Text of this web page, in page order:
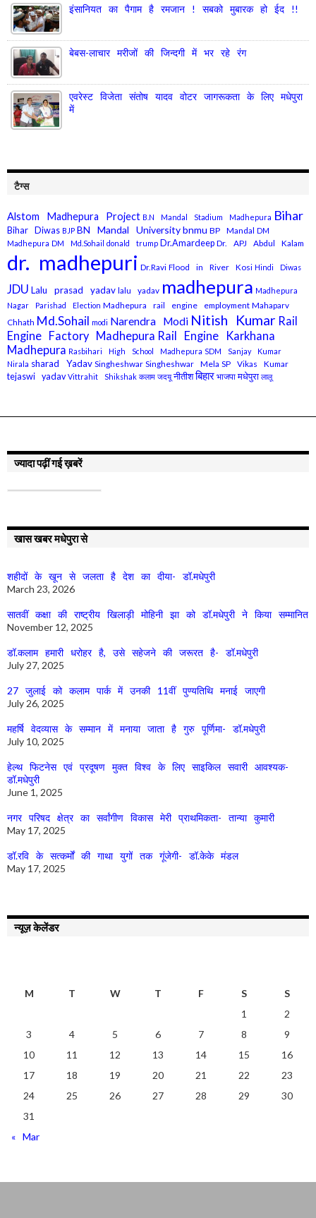
इंसानियत का पैगाम है रमजान ! सबको मुबारक हो ईद !!
बेबस-लाचार मरीजों की जिन्दगी में भर रहे रंग
एवरेस्ट विजेता संतोष यादव वोटर जागरूकता के लिए मधेपुरा
में
टैग्स
Alstom Madhepura Project B.N Mandal Stadium Madhepura Bihar
Bihar Diwas BJP BN Mandal Universitybnmu BP Mandal DM
Madhepura DM Md.Sohail donald trump Dr.Amardeep Dr. APJ Abdul Kalam
dr. madhepuri Dr.Ravi Flood in River Kosi Hindi Diwas
JDU Lalu prasad yadav lalu yadav madhepura Madhepura
Nagar Parishad Election Madhepura rail engine employment Mahaparv
Chhath Md.Sohail modi Narendra Modi Nitish Kumar Rail
Engine Factory Madhepura Rail Engine Karkhana
Madhepura Rasbihari High School Madhepura SDM Sanjay Kumar
Nirala sharad Yadav Singheshwar Singheshwar Mela SP Vikas Kumar
tejaswi yadav Vittrahit Shikshak कलाम जदयू नीतीश बिहार भाजपा मधेपुरा लालू
ज्यादा पढ़ीं गई ख़बरें
खास खबर मधेपुरा से
शहीदों के खून से जलता है देश का दीया- डॉ.मधेपुरी
March 23, 2026
सातवीं कक्षा की राष्ट्रीय खिलाड़ी मोहिनी झा को डॉ.मधेपुरी ने किया सम्मानित
November 12, 2025
डॉ.कलाम हमारी धरोहर है, उसे सहेजने की जरूरत है- डॉ.मधेपुरी
July 27, 2025
27 जुलाई को कलाम पार्क में उनकी 11वीं पुण्यतिथि मनाई जाएगी
July 26, 2025
महर्षि वेदव्यास के सम्मान में मनाया जाता है गुरु पूर्णिमा- डॉ.मधेपुरी
July 10, 2025
हेल्थ फिटनेस एवं प्रदूषण मुक्त विश्व के लिए साइकिल सवारी आवश्यक-
डॉ.मधेपुरी
June 1, 2025
नगर परिषद क्षेत्र का सर्वांगीण विकास मेरी प्राथमिकता- तान्या कुमारी
May 17, 2025
डॉ.रवि के सत्कर्मों की गाथा युगों तक गूंजेगी- डॉ.केके मंडल
May 17, 2025
न्यूज़ केलेंडर
M T W T F S S
« Mar
1
2
3
4 5 6 7 8
9
10
11 12 13 14 15
16
17
18 19 20 21 22
23
24
25 26 27 28 29
30
31